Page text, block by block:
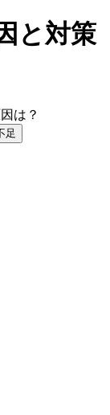
と対策
は？
足